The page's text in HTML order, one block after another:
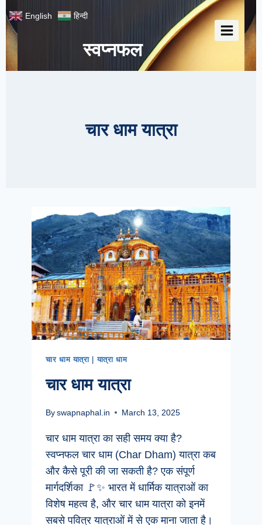
Skip
to
content
स्वप्नफल
चार धाम यात्रा
चार धाम यात्रा|यात्रा धाम
चार धाम यात्रा
Byswapnaphal.in March 13, 2025
चार धाम यात्रा का सही समय क्या है?
स्वप्नफल चार धाम (Char Dham) यात्रा कब
और कैसे पूरी की जा सकती है? एक संपूर्ण
मार्गदर्शिका 🚩✨ भारत में धार्मिक यात्राओं का
विशेष महत्व है, और चार धाम यात्रा को इनमें
सबसे पवित्र यात्राओं में से एक माना जाता है।
English हिन्दी